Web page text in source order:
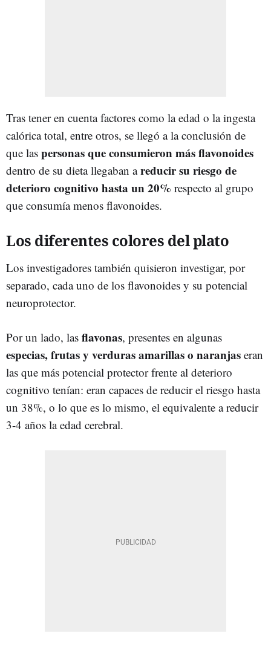
Tras tener en cuenta factores como la edad o la ingesta
calórica total, entre otros, se llegó a la conclusión de
que las personas que consumieron más flavonoides
dentro de su dieta llegaban areducir su riesgo de
deterioro cognitivo hasta un 20% respecto al grupo
que consumía menos flavonoides.
Los diferentes colores del plato
Los investigadores también quisieron investigar, por
separado, cada uno de los flavonoides y su potencial
neuroprotector.
Por un lado, las flavonas, presentes en algunas
especias, frutas y verduras amarillas o naranjas eran
las que más potencial protector frente al deterioro
cognitivo tenían: eran capaces de reducir el riesgo hasta
un 38%, o lo que es lo mismo, el equivalente a reducir
3-4 años la edad cerebral.